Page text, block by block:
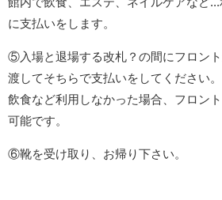
に支払いをします。
⑤入場と退場する改札？の間にフロン
渡してそちらで支払いをしてください。
飲食など利用しなかった場合、フロン
可能です。
⑥靴を受け取り、お帰り下さい。